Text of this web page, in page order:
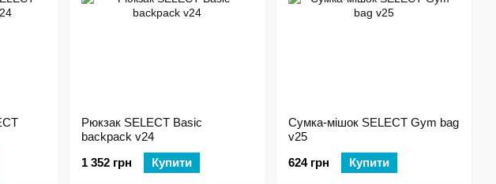
Рюкзак SELECT Basic
backpack v24
1 352 грн
Купити
Сумка-мішок SELECT Gym bag
v25
624 грн
Купити